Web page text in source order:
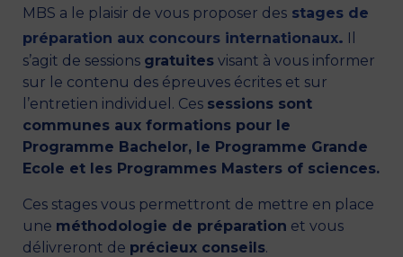
MBS a le plaisir de vous proposer des stages de
préparation aux concours internationaux. Il
s’agit de sessions gratuites visant à vous informer
sur le contenu des épreuves écrites et sur
l’entretien individuel. Ces sessions sont
communes aux formations pour le
Programme Bachelor, le Programme Grande
Ecole et les Programmes Masters of sciences.
Ces stages vous permettront de mettre en place
une méthodologie de préparation et vous
délivreront de précieux conseils.